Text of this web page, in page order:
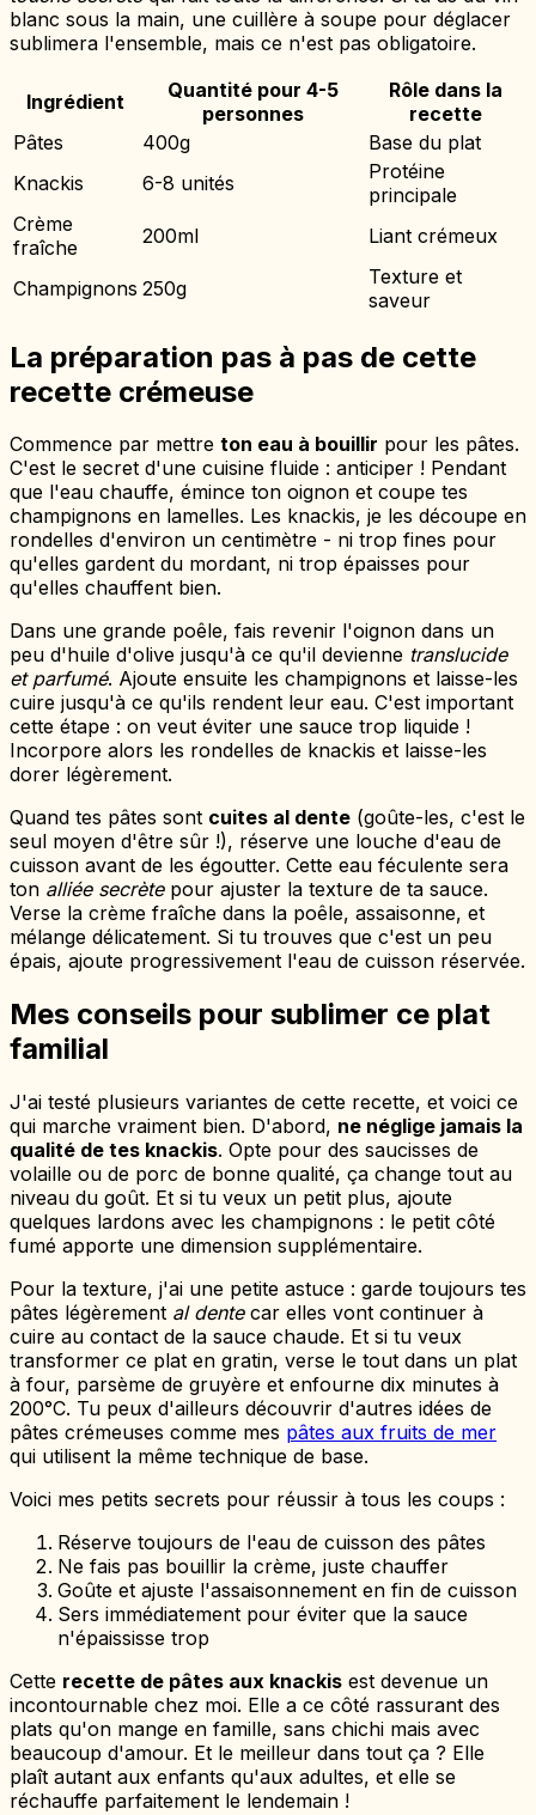
blanc sous la main, une cuillère à soupe pour déglacer
sublimera l'ensemble, mais ce n'est pas obligatoire.
Ingrédient
Quantité pour 4-5
personnes
Rôle dans la
recette
Pâtes
400g
Base du plat
Knackis
6-8 unités
Protéine
principale
Crème
fraîche
200ml Liant crémeux
Champignons 250g
Texture et
saveur
La préparation pas à pas de cette
recette crémeuse
Commence par mettre ton eau à bouillir pour les pâtes.
C'est le secret d'une cuisine fluide : anticiper ! Pendant
que l'eau chauffe, émince ton oignon et coupe tes
champignons en lamelles. Les knackis, je les découpe en
rondelles d'environ un centimètre - ni trop fines pour
qu'elles gardent du mordant, ni trop épaisses pour
qu'elles chauffent bien.
Dans une grande poêle, fais revenir l'oignon dans un
peu d'huile d'olive jusqu'à ce qu'il devienne translucide
et parfumé. Ajoute ensuite les champignons et laisse-les
cuire jusqu'à ce qu'ils rendent leur eau. C'est important
cette étape : on veut éviter une sauce trop liquide !
Incorpore alors les rondelles de knackis et laisse-les
dorer légèrement.
Quand tes pâtes sont cuites al dente (goûte-les, c'est le
seul moyen d'être sûr !), réserve une louche d'eau de
cuisson avant de les égoutter. Cette eau féculente sera
ton alliée secrètepour ajuster la texture de ta sauce.
Verse la crème fraîche dans la poêle, assaisonne, et
mélange délicatement. Si tu trouves que c'est un peu
épais, ajoute progressivement l'eau de cuisson réservée.
Mes conseils pour sublimer ce plat
familial
J'ai testé plusieurs variantes de cette recette, et voici ce
qui marche vraiment bien. D'abord, ne néglige jamais la
qualité de tes knackis. Opte pour des saucisses de
volaille ou de porc de bonne qualité, ça change tout au
niveau du goût. Et si tu veux un petit plus, ajoute
quelques lardons avec les champignons : le petit côté
fumé apporte une dimension supplémentaire.
Pour la texture, j'ai une petite astuce : garde toujours tes
pâtes légèrement al dentecar elles vont continuer à
cuire au contact de la sauce chaude. Et si tu veux
transformer ce plat en gratin, verse le tout dans un plat
à four, parsème de gruyère et enfourne dix minutes à
200°C. Tu peux d'ailleurs découvrir d'autres idées de
pâtes crémeuses comme mes pâtes aux fruits de mer
qui utilisent la même technique de base.
Voici mes petits secrets pour réussir à tous les coups :
Réserve toujours de l'eau de cuisson des pâtes
Ne fais pas bouillir la crème, juste chauffer
Goûte et ajuste l'assaisonnement en fin de cuisson
Sers immédiatement pour éviter que la sauce
n'épaississe trop
Cette recette de pâtes aux knackis est devenue un
incontournable chez moi. Elle a ce côté rassurant des
plats qu'on mange en famille, sans chichi mais avec
beaucoup d'amour. Et le meilleur dans tout ça ? Elle
plaît autant aux enfants qu'aux adultes, et elle se
réchauffe parfaitement le lendemain !